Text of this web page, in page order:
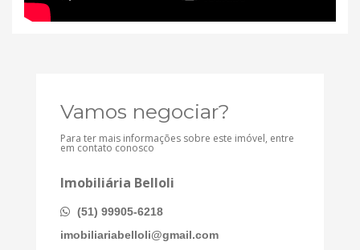
Vamos negociar?
Para ter mais informações sobre este imóvel, entre
em contato conosco
Imobiliária Belloli
(51) 99905-6218
imobiliariabelloli@gmail.com